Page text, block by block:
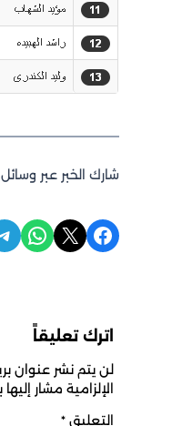
شارك الخبر عبر
Share on Facebook
Share on X
Share on WhatsApp
Telegram
اترك تعليقاً
لن يتم نشر عنوان
الإلزامية مشار إليها
التعليق *